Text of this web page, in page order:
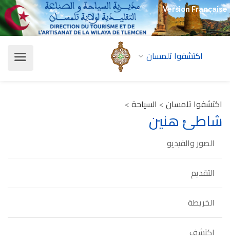
Version Française
اكتشفوا تلمسان
اكتشفوا تلمسان> السياحة>
شاطئ هنين
الصور والفيديو
التقديم
الخريطة
اكتشف